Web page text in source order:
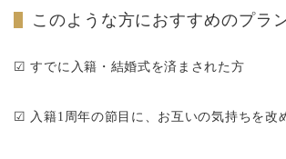
このような方におすすめのプラ
☑ すでに入籍・結婚式を済まされた方
☑ 入籍1周年の節目に、お互いの気持ちを改